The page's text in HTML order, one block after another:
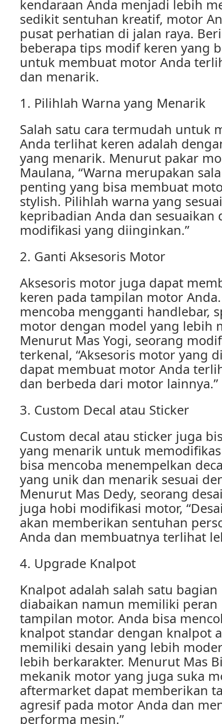
kendaraan Anda menjadi lebih
sedikit sentuhan kreatif, motor
pusat perhatian di jalan raya.
beberapa tips modif keren yang
untuk membuat motor Anda
dan menarik.
1. Pilihlah Warna yang Menarik
Salah satu cara termudah untuk
Anda terlihat keren adalah
yang menarik. Menurut pakar
Maulana, “Warna merupakan
penting yang bisa membuat
stylish. Pilihlah warna yang
kepribadian Anda dan sesuaikan
modifikasi yang diinginkan.”
2. Ganti Aksesoris Motor
Aksesoris motor juga dapat
keren pada tampilan motor
mencoba mengganti handlebar,
motor dengan model yang lebih
Menurut Mas Yogi, seorang
terkenal, “Aksesoris motor yang
dapat membuat motor Anda
dan berbeda dari motor lainnya.”
3. Custom Decal atau Sticker
Custom decal atau sticker juga
yang menarik untuk
bisa mencoba menempelkan
yang unik dan menarik sesuai
Menurut Mas Dedy, seorang
juga hobi modifikasi motor,
akan memberikan sentuhan
Anda dan membuatnya terlihat
4. Upgrade Knalpot
Knalpot adalah salah satu
diabaikan namun memiliki
tampilan motor. Anda bisa
knalpot standar dengan knalpot
memiliki desain yang lebih
lebih berkarakter. Menurut Mas
mekanik motor yang juga suka
aftermarket dapat memberikan
agresif pada motor Anda dan
performa mesin.”